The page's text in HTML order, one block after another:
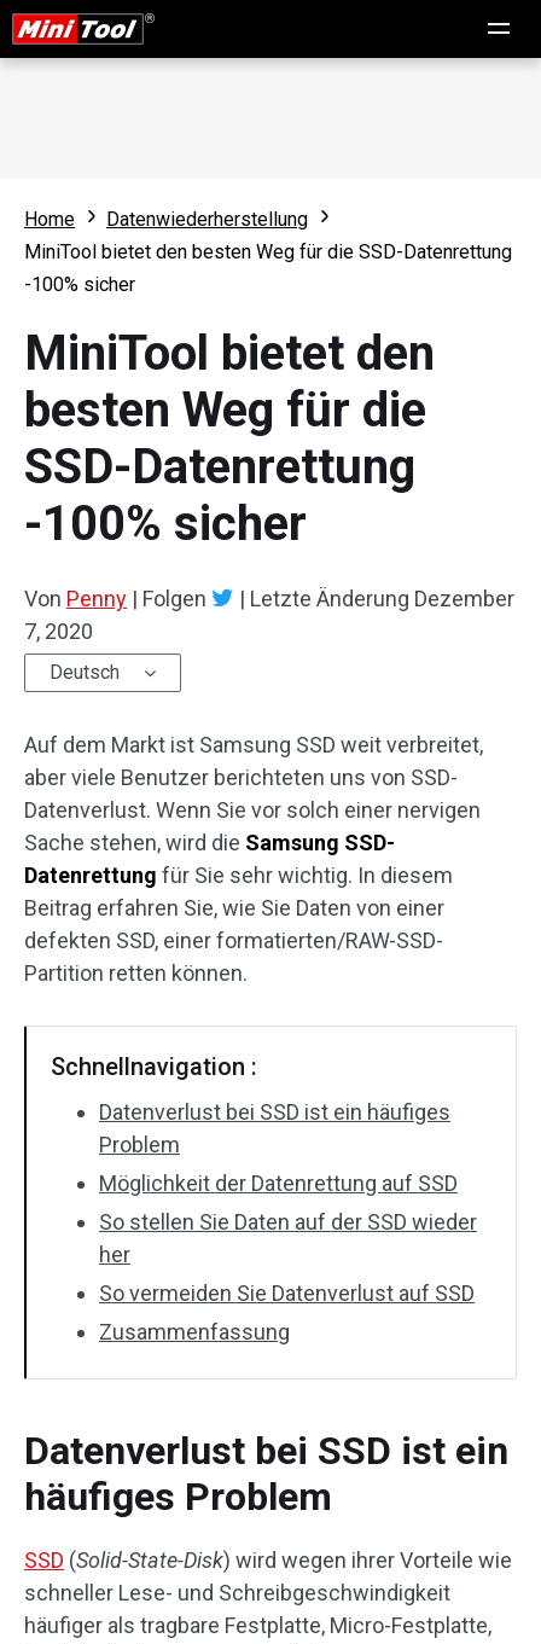
Home
Datenwiederherstellung
MiniTool bietet den besten Weg für die SSD-Datenrettung
-100% sicher
MiniTool bietet den
besten Weg für die
SSD-Datenrettung
-100% sicher
Von Penny | Folgen | Letzte Änderung Dezember
7, 2020
Deutsch
Auf dem Markt ist Samsung SSD weit verbreitet,
aber viele Benutzer berichteten uns von SSD-
Datenverlust. Wenn Sie vor solch einer nervigen
Sache stehen, wird die Samsung SSD-
Datenrettung für Sie sehr wichtig. In diesem
Beitrag erfahren Sie, wie Sie Daten von einer
defekten SSD, einer formatierten/RAW-SSD-
Partition retten können.
Schnellnavigation :
Datenverlust bei SSD ist ein häufiges
Problem
Möglichkeit der Datenrettung auf SSD
So stellen Sie Daten auf der SSD wieder
her
So vermeiden Sie Datenverlust auf SSD
Zusammenfassung
Datenverlust bei SSD ist ein
häufiges Problem
SSD (Solid-State-Disk) wird wegen ihrer Vorteile wie
schneller Lese- und Schreibgeschwindigkeit
häufiger als tragbare Festplatte, Micro-Festplatte,